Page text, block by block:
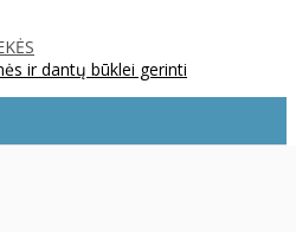
ir dantų būklei gerinti